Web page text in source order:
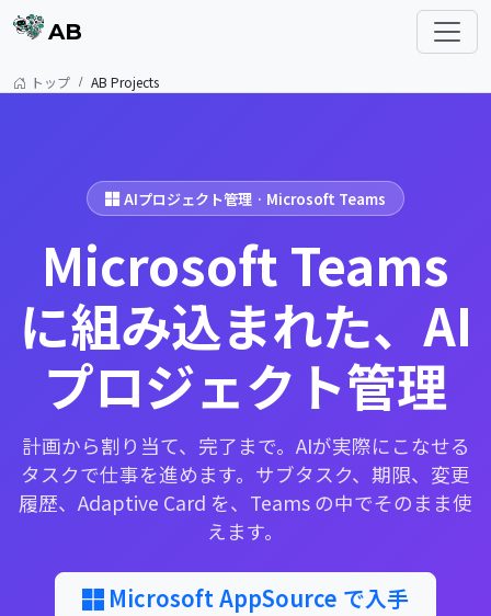
AB
トップ AB Projects
AIプロジェクト管理 · Microsoft Teams
Microsoft Teams
に組み込まれた、AI
プロジェクト管理
計画から割り当て、完了まで。AIが実際にこなせる
タスクで仕事を進めます。サブタスク、期限、変更
履歴、Adaptive Card を、Teams の中でそのまま使
えます。
Microsoft AppSource で入手